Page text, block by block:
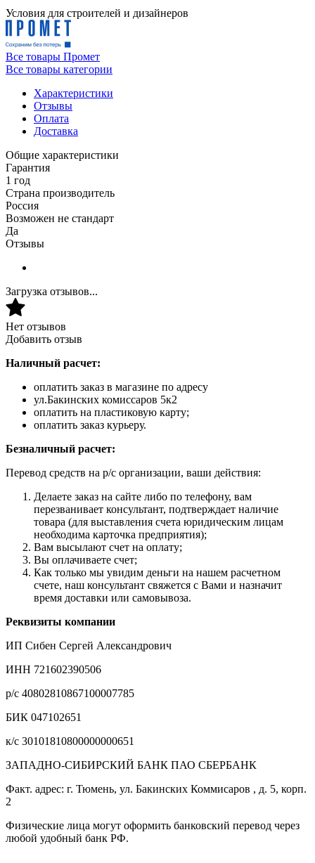
Условия для строителей и дизайнеров
Все товары Промет
Все товары категории
Характеристики
Отзывы
Оплата
Доставка
Общие характеристики
Гарантия
1 год
Страна производитель
Россия
Возможен не стандарт
Да
Отзывы
Загрузка отзывов...
Нет отзывов
Добавить отзыв
Наличный расчет:
оплатить заказ в магазине по адресу
ул.Бакинских комиссаров 5к2
оплатить на пластиковую карту;
оплатить заказ курьеру.
Безналичный расчет:
Перевод средств на р/с организации, ваши действия:
Делаете заказ на сайте либо по телефону, вам
перезванивает консультант, подтверждает наличие
товара (для выставления счета юридическим лицам
необходима карточка предприятия);
Вам высылают счет на оплату;
Вы оплачиваете счет;
Как только мы увидим деньги на нашем расчетном
счете, наш консультант свяжется с Вами и назначит
время доставки или самовывоза.
Реквизиты компании
ИП Сибен Сергей Александрович
ИНН 721602390506
р/с 40802810867100007785
БИК 047102651
к/с 30101810800000000651
ЗАПАДНО-СИБИРСКИЙ БАНК ПАО СБЕРБАНК
Факт. адрес: г. Тюмень, ул. Бакинских Коммисаров , д. 5, корп.
2
Физические лица могут оформить банковский перевод через
любой удобный банк РФ.